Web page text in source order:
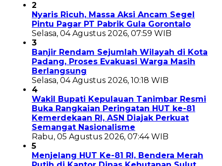
2
Nyaris Ricuh, Massa Aksi Ancam Segel
Pintu Pagar PT Pabrik Gula Gorontalo
Selasa, 04 Agustus 2026, 07:59 WIB
3
Banjir Rendam Sejumlah Wilayah di Kota
Padang, Proses Evakuasi Warga Masih
Berlangsung
Selasa, 04 Agustus 2026, 10:18 WIB
4
Wakil Bupati Kepulauan Tanimbar Resmi
Buka Rangkaian Peringatan HUT ke-81
Kemerdekaan RI, ASN Diajak Perkuat
Semangat Nasionalisme
Rabu, 05 Agustus 2026, 07:44 WIB
5
Menjelang HUT Ke-81 RI, Bendera Merah